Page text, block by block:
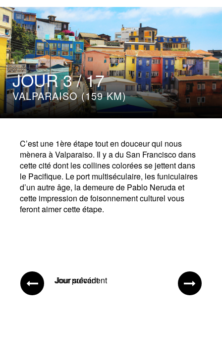
votre retour si aucun dommage n’est constaté
sur la moto
Les entrées dans les parcs nationaux, les
visites, péages et ferries prévus au programme
Les parkings
De l’eau fraîche à volonté
Un carnet “Infos Voyage” dématérialisé sur
smartphone ou tablette
Un cadeau West Forever
JOUR 3 / 17
VALPARAISO (159 KM)
C’est une 1ère étape tout en douceur qui nous
mènera à Valparaiso. Il y a du San Francisco dans
cette cité dont les collines colorées se jettent dans
le Pacifique. Le port multiséculaire, les funiculaires
d’un autre âge, la demeure de Pablo Neruda et
cette impression de foisonnement culturel vous
feront aimer cette étape.
Jour précédent
Jour suivant